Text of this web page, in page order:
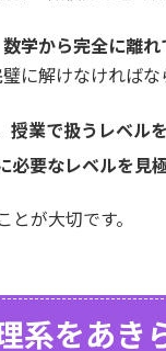
数学から完全に離
に解けなければな
授業で扱うレベル
必要なレベルを見
が大切です。
系をあき